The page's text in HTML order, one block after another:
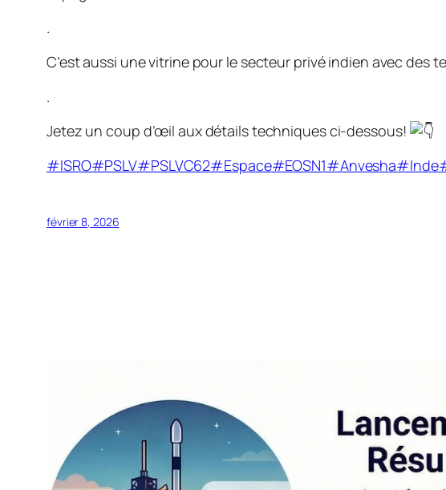
.
C’est aussi une vitrine pour le secteur privé indien avec des
.
Jetez un coup d’œil aux détails techniques ci-dessous!
#ISRO#PSLV#PSLVC62#Espace#EOSN1#Anvesha#Inde
février 8, 2026